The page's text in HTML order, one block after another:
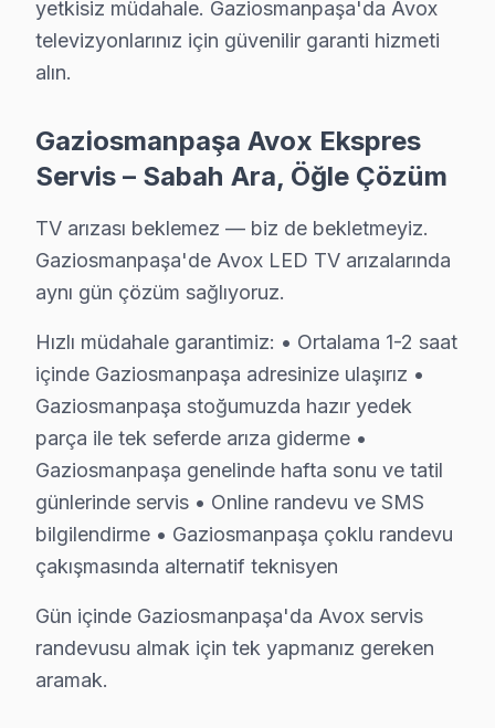
Avox TV'lerde Sık Görülen Arızalar
Avox televizyonlar kaliteli yapısıyla öne çıksa da
Avox görüntüleme sistemi ve LED panel modellerde
Yazılım sorunu: Avox'ın televizyon paneli mimarisi,
» Gaziosmanpaşa'de Avox LED ve LCD panel
Gaziosmanpaşa Avox TV Arızaları –
Avox televizyon ünitesi'niz sorun mu çıkarıyor?
• Gaziosmanpaşa'de Siyah Ekran / Görüntü Yok:
• Gaziosmanpaşa'de Görüntü Var Ses Yok: Ses
• Gaziosmanpaşa'de Kırmızı Işık Yanıp Sönüyor:
• Gaziosmanpaşa'de Görüntüde Şerit / Çizgiler:
• Gaziosmanpaşa'de Smart panel Donuyor: Firmware
• Gaziosmanpaşa'de akıllı TV Açılmıyor: Kapasitör
Gaziosmanpaşa bölgenizdeki Avox LED TV arızanız
Gaziosmanpaşa Avox TV Teknik Destek
Gaziosmanpaşa'de Avox televizyon paneli
yetkisiz müdahale. Gaziosmanpaşa'da Avox
televizyonlarınız için güvenilir garanti hizmeti
alın.
Gaziosmanpaşa Avox Ekspres
Servis – Sabah Ara, Öğle Çözüm
TV arızası beklemez — biz de bekletmeyiz.
Gaziosmanpaşa'de Avox LED TV arızalarında
aynı gün çözüm sağlıyoruz.
Hızlı müdahale garantimiz: • Ortalama 1-2 saat
içinde Gaziosmanpaşa adresinize ulaşırız •
Gaziosmanpaşa stoğumuzda hazır yedek
parça ile tek seferde arıza giderme •
Gaziosmanpaşa genelinde hafta sonu ve tatil
günlerinde servis • Online randevu ve SMS
bilgilendirme • Gaziosmanpaşa çoklu randevu
çakışmasında alternatif teknisyen
Gün içinde Gaziosmanpaşa'da Avox servis
randevusu almak için tek yapmanız gereken
aramak.